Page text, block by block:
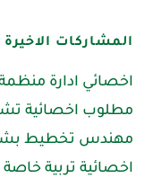
المشاركات الاخيرة
اخصائي ادارة
مطلوب اخصائية
مهندس تخطيط
اخصائية تربية